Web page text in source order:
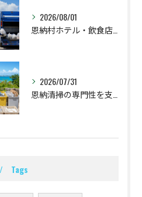
2026/08/01
2026/07/31
Tags